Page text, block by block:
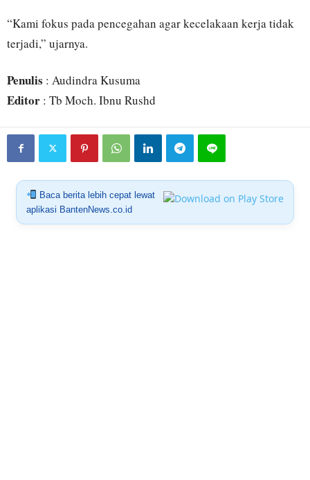
“Kami fokus pada pencegahan agar kecelakaan kerja tidak
terjadi,” ujarnya.
Penulis : Audindra Kusuma
Editor : Tb Moch. Ibnu Rushd
Baca berita lebih cepat lewat
aplikasi BantenNews.co.id